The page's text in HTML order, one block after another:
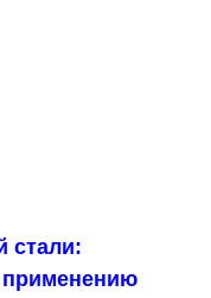
стали: